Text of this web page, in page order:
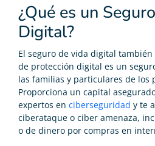
¿Qué es un
Digital?
El seguro de vida digital
de protección digital es un
las familias y particulares de los
Proporciona un capital
expertos en ciberseguridad y te
ciberataque o ciber amenaza,
o de dinero por compras en